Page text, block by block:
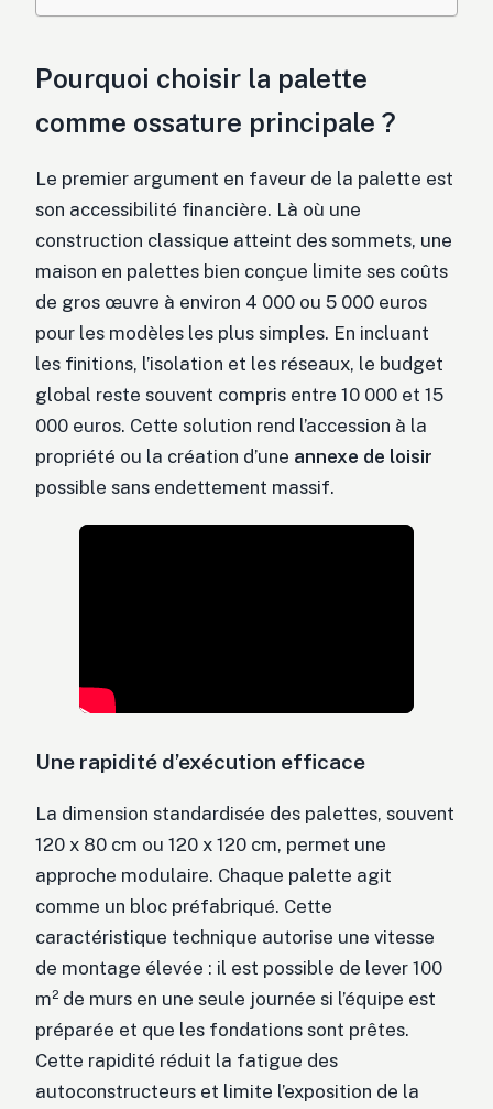
Pourquoi choisir la palette
comme ossature principale ?
Le premier argument en faveur de la palette est
son accessibilité financière. Là où une
construction classique atteint des sommets, une
maison en palettes bien conçue limite ses coûts
de gros œuvre à environ 4 000 ou 5 000 euros
pour les modèles les plus simples. En incluant
les finitions, l’isolation et les réseaux, le budget
global reste souvent compris entre 10 000 et 15
000 euros. Cette solution rend l’accession à la
propriété ou la création d’une annexe de loisir
possible sans endettement massif.
Une rapidité d’exécution efficace
La dimension standardisée des palettes, souvent
120 x 80 cm ou 120 x 120 cm, permet une
approche modulaire. Chaque palette agit
comme un bloc préfabriqué. Cette
caractéristique technique autorise une vitesse
de montage élevée : il est possible de lever 100
m² de murs en une seule journée si l’équipe est
préparée et que les fondations sont prêtes.
Cette rapidité réduit la fatigue des
autoconstructeurs et limite l’exposition de la